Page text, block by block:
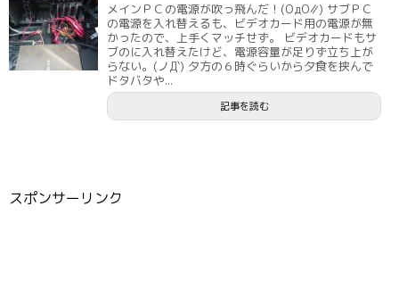
メインＰＣの電源が吹っ飛んだ！(ΟдΟ∥) サブＰＣ
の電源を入れ替えるも、ビデオカード用の電源が無
かったので、上手くマッチせず。 ビデオカードもサ
ブのに入れ替えたけど、電源容量が足りず立ち上が
らない。(ノД`) 夕方の６時ぐらいから夕食を挟んで
ドタバタや...
記事を読む
スポンサーリンク